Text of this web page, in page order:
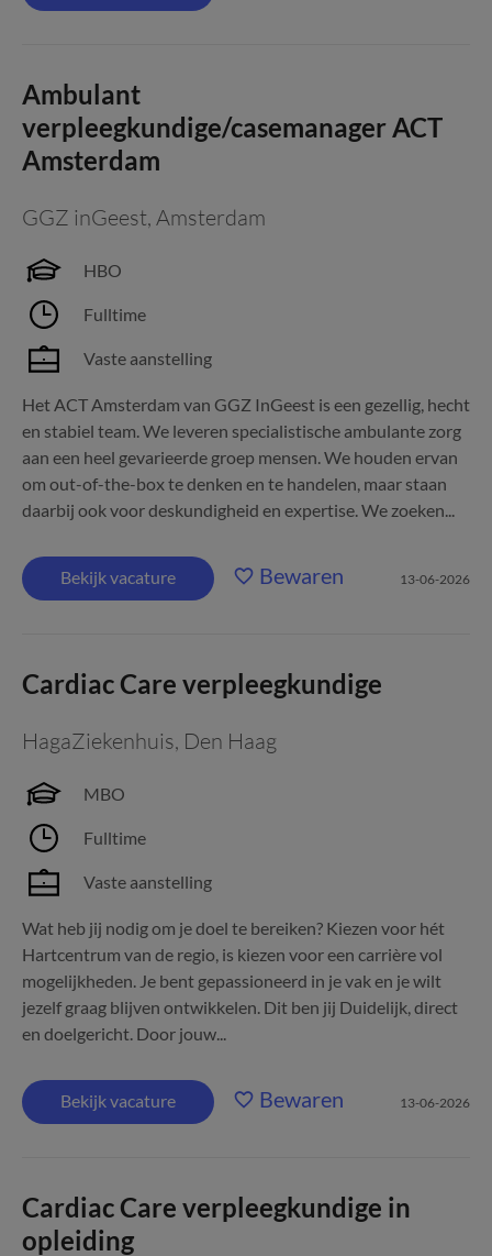
Ambulant
verpleegkundige/casemanager ACT
Amsterdam
GGZ inGeest, Amsterdam
HBO
Fulltime
Vaste aanstelling
Het ACT Amsterdam van GGZ InGeest is een gezellig, hecht
en stabiel team. We leveren specialistische ambulante zorg
aan een heel gevarieerde groep mensen. We houden ervan
om out-of-the-box te denken en te handelen, maar staan
daarbij ook voor deskundigheid en expertise. We zoeken...
Bekijk vacature Bewaren 13-06-2026
Cardiac Care verpleegkundige
HagaZiekenhuis, Den Haag
MBO
Fulltime
Vaste aanstelling
Wat heb jij nodig om je doel te bereiken? Kiezen voor hét
Hartcentrum van de regio, is kiezen voor een carrière vol
mogelijkheden. Je bent gepassioneerd in je vak en je wilt
jezelf graag blijven ontwikkelen. Dit ben jij Duidelijk, direct
en doelgericht. Door jouw...
Bekijk vacature Bewaren 13-06-2026
Cardiac Care verpleegkundige in
opleiding